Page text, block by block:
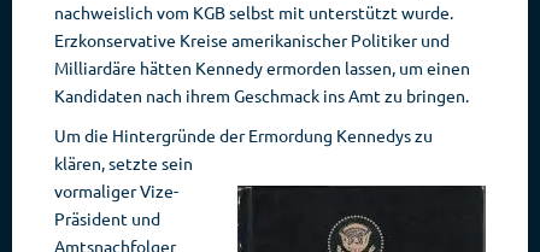
nachweislich vom KGB selbst mit unterstützt wurde.
Erzkonservative Kreise amerikanischer Politiker und
Milliardäre hätten Kennedy ermorden lassen, um einen
Kandidaten nach ihrem Geschmack ins Amt zu bringen.
Um die Hintergründe der Ermordung Kennedyszu
klären, setzte sein
vormaliger Vize-
Präsident und
Amtsnachfolger